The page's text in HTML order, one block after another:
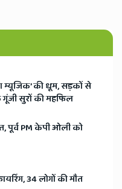
म्यूजिक’ की धूम, सड़कों से
गूंजी सुरों की महफिल
पूर्व PM केपी ओली को
34 लोगों की मौत